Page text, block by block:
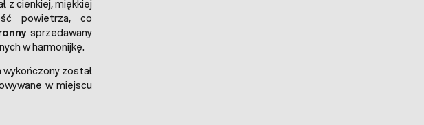
z cienkiej, miękkiej
powietrza, co
sprzedawany
w harmonijkę.
został
w miejscu